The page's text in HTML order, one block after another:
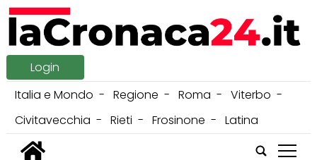
Login
Italia e Mondo
Regione Roma
Viterbo
Civitavecchia
Rieti Frosinone
Latina
tap